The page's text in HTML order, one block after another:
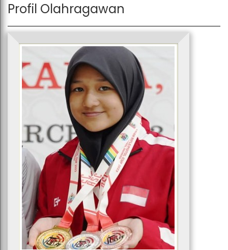
Profil Olahragawan